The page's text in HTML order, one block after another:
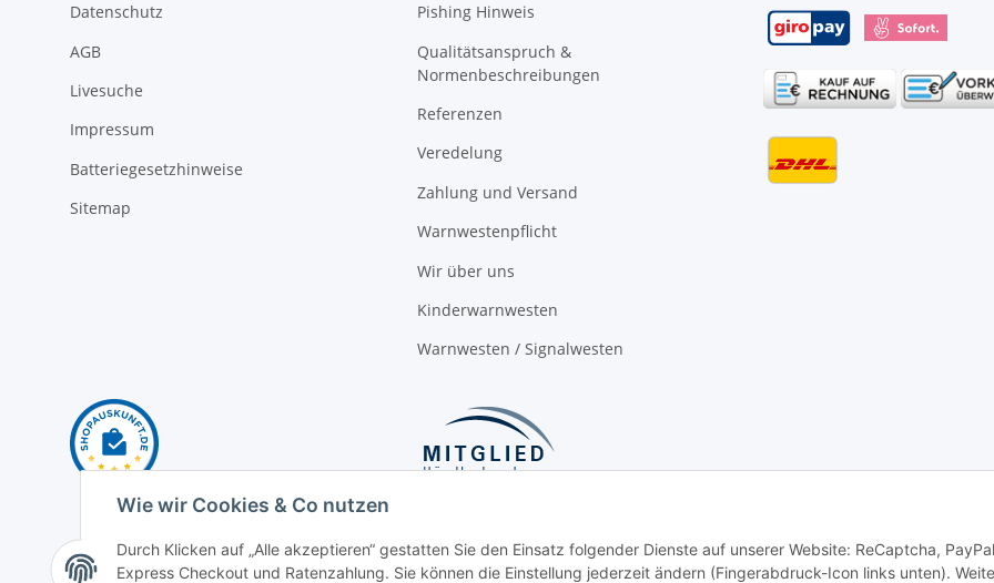
Datenschutz
AGB
Livesuche
Impressum
Batteriegesetzhinweise
Sitemap
Pishing Hinweis
Qualitätsanspruch &
Normenbeschreibungen
Referenzen
Veredelung
Zahlung und Versand
Warnwestenpflicht
Wir über uns
Kinderwarnwesten
Warnwesten / Signalwesten
Wie wir Cookies & Co nutzen
Durch Klicken auf „Alle akzeptieren“ gestatten Sie den Einsatz folgender Dienste auf unserer Website: ReCaptcha, PayPal
Express Checkout und Ratenzahlung. Sie können die Einstellung jederzeit ändern (Fingerabdruck-Icon links unten).